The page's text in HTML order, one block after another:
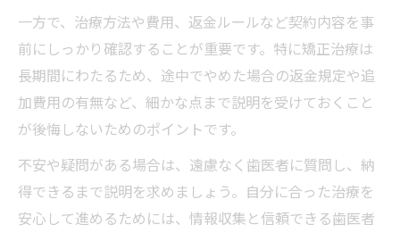
一方で、治療方法や費用、返金ルールなど契約内容を事
前にしっかり確認することが重要です。特に矯正治療は
長期間にわたるため、途中でやめた場合の返金規定や追
加費用の有無など、細かな点まで説明を受けておくこと
が後悔しないためのポイントです。
不安や疑問がある場合は、遠慮なく歯医者に質問し、納
得できるまで説明を求めましょう。自分に合った治療を
安心して進めるためには、情報収集と信頼できる歯医者